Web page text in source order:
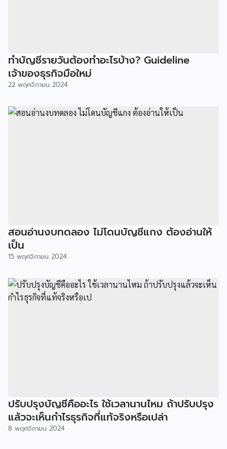
ทำบัญชีรายวันต้องทำอะไรบ้าง? Guideline
เจ้าของธุรกิจมือใหม่
22 พฤศจิกายน 2024
สอนอ่านงบทดลอง ไม่โดนบัญชีแกง ต้องอ่านให้
เป็น
15 พฤศจิกายน 2024
ปรับปรุงบัญชีคืออะไร ใช้เวลานานไหม ถ้าปรับปรุง
แล้วจะเห็นกำไรธุรกิจที่แท้จริงหรือเปล่า
8 พฤศจิกายน 2024